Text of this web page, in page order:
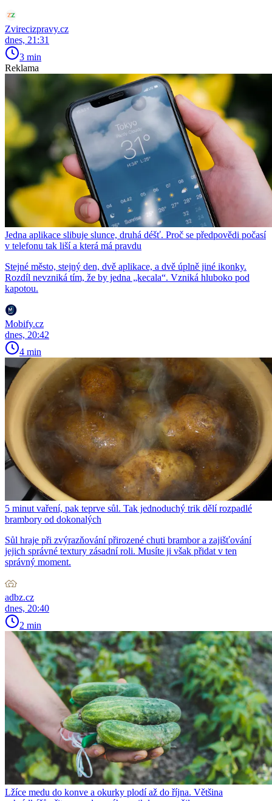
Zvirecizpravy.cz
dnes, 21:31
3 min
Reklama
Jedna aplikace slibuje slunce, druhá déšť. Proč se předpovědi počasí
v telefonu tak liší a která má pravdu
Stejné město, stejný den, dvě aplikace, a dvě úplně jiné ikonky.
Rozdíl nevzniká tím, že by jedna „kecala“. Vzniká hluboko pod
kapotou.
Mobify.cz
dnes, 20:42
4 min
5 minut vaření, pak teprve sůl. Tak jednoduchý trik dělí rozpadlé
brambory od dokonalých
Sůl hraje při zvýrazňování přirozené chuti brambor a zajišťování
jejich správné textury zásadní roli. Musíte ji však přidat v ten
správný moment.
adbz.cz
dnes, 20:40
2 min
Lžíce medu do konve a okurky plodí až do října. Většina